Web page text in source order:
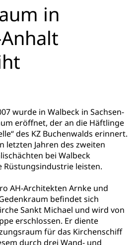
in
wurde in Walbeck in Sachsen-
eröffnet, der an die Häftlinge
des KZ Buchenwalds erinnert.
letzten Jahren des zweiten
bei Walbeck
leisten.
AH-Architekten Arnke und
befindet sich
Sankt Michael und wird von
erschlossen. Er diente
für das Kirchenschiff
durch drei Wand- und